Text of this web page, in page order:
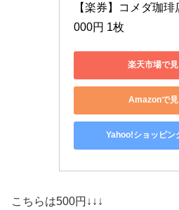
【楽券】コメダ珈
000円 1枚
楽天市場で
Amazonで見
Yahoo!ショッピン
こちらは500円↓↓↓